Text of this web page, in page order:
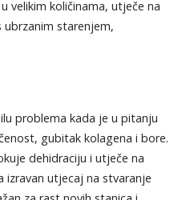
velikim količinama, utječe na
ubrzanim starenjem,
problema kada je u pitanju
gubitak kolagena i bore.
dehidraciju i utječe na
izravan utjecaj na stvaranje